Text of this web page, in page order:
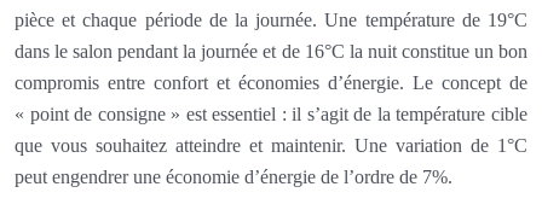
pièce et chaque période de la journée. Une température de 19°C
dans le salon pendant la journée et de 16°C la nuit constitue un bon
compromis entre confort et économies d’énergie. Le concept de
« point de consigne » est essentiel : il s’agit de la température cible
que vous souhaitez atteindre et maintenir. Une variation de 1°C
peut engendrer une économie d’énergie de l’ordre de 7%.